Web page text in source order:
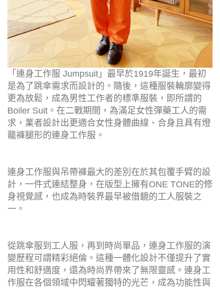
「連身工作服 Jumpsuit」最早於1919年誕生，最初
是為了跳傘需求而設計的。隨後，這種服裝輪廓變得
更為放鬆，成為男性工作者的標準服裝，即所謂的
Boiler Suit。在二戰期間，為滿足女性彈藥工人的需
求，業者設計出更適合女性身體曲線、合身且具有燈
籠褲腿形的連身工作服。
連身工作服與吊帶褲最大的差別在於其包覆手臂的設
計，一件式連結整身，在版型上擁有ONE TONE的修
身視覺感，也成為時裝界最早被借鏡的工人服裝之
一。
從跳傘服到工人服，再到時尚單品，連身工作服的演
變歷程可謂精彩絕倫。這種一體化設計不僅提升了實
用性和舒適度，還為時尚界帶來了無限靈感。連身工
作服在各個領域中閃耀著獨特的光芒，成為功能性與